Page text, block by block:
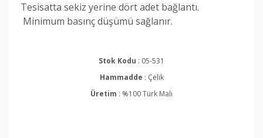
Tesisatta sekiz yerine dört adet bağlantı.
Minimum basınç düşümü sağlanır.
Stok Kodu : 05-531
Hammadde : Çelik
Üretim : %100 Türk Malı